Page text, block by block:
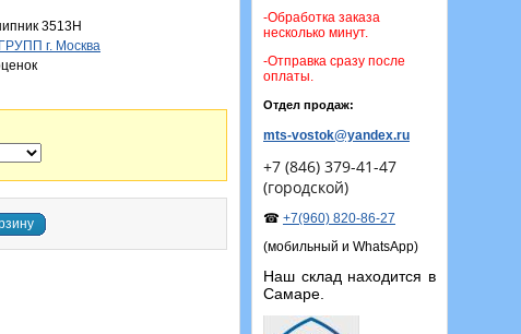
-Обработка заказа
несколько минут.
-Отправка сразу после
оплаты.
Отдел продаж:
mts-vostok@yandex.ru
+7 (846) 379-41-47
(городской)
☎ +7(960) 820-86-27
(мобильный и WhatsApp)
Наш склад находится в
Самаре.
3513Н
г. Москва